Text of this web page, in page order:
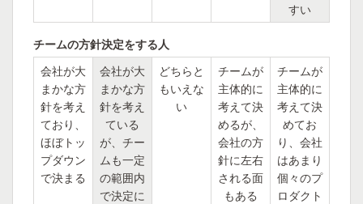
すい
チームの方針決定をする人
会社が大
まかな方
針を考え
ており、
ほぼトッ
プダウン
で決まる
会社が大
まかな方
針を考え
ている
が、チー
ムも一定
の範囲内
で決定に
どちらと
もいえな
い
チームが
主体的に
考えて決
めるが、
会社の方
針に左右
される面
もある
チームが
主体的に
考えて決
めてお
り、会社
はあまり
個々のプ
ロダクト